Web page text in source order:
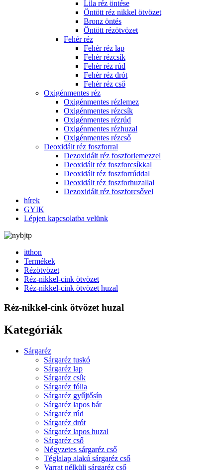
Lila réz öntése
Öntött réz nikkel ötvözet
Bronz öntés
Öntött rézötvözet
Fehér réz
Fehér réz lap
Fehér rézcsík
Fehér réz rúd
Fehér réz drót
Fehér réz cső
Oxigénmentes réz
Oxigénmentes rézlemez
Oxigénmentes rézcsík
Oxigénmentes rézrúd
Oxigénmentes rézhuzal
Oxigénmentes rézcső
Deoxidált réz foszforral
Dezoxidált réz foszforlemezzel
Deoxidált réz foszforcsíkkal
Deoxidált réz foszforrúddal
Deoxidált réz foszforhuzallal
Dezoxidált réz foszforcsővel
hírek
GYIK
Lépjen kapcsolatba velünk
itthon
Termékek
Rézötvözet
Réz-nikkel-cink ötvözet
Réz-nikkel-cink ötvözet huzal
Réz-nikkel-cink ötvözet huzal
Kategóriák
Sárgaréz
Sárgaréz tuskó
Sárgaréz lap
Sárgaréz csík
Sárgaréz fólia
Sárgaréz gyűjtősín
Sárgaréz lapos bár
Sárgaréz rúd
Sárgaréz drót
Sárgaréz lapos huzal
Sárgaréz cső
Négyzetes sárgaréz cső
Téglalap alakú sárgaréz cső
Varrat nélküli sárgaréz cső